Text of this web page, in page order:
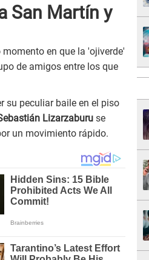
San Martín y
en que la 'ojiverde'
de amigos entre los que
su peculiar baile en el piso
Lizarzaburu se
un movimiento rápido.